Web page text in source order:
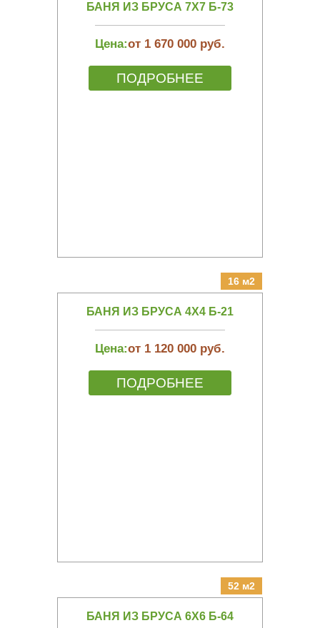
БАНЯ ИЗ БРУСА 7Х7 Б-73
Цена:от 1 670 000 руб.
ПОДРОБНЕЕ
16 м2
БАНЯ ИЗ БРУСА 4Х4 Б-21
Цена:от 1 120 000 руб.
ПОДРОБНЕЕ
52 м2
БАНЯ ИЗ БРУСА 6Х6 Б-64